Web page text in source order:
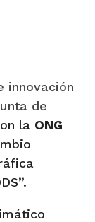
innovación
de
la ONG